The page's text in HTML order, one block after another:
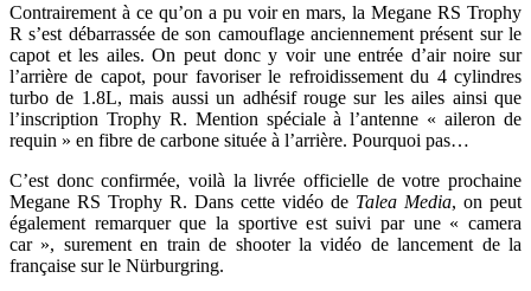
Contrairement à ce qu’on a pu voir en mars, la Megane RS Trophy
R s’est débarrassée de son camouflage anciennement présent sur le
capot et les ailes. On peut donc y voir une entrée d’air noire sur
l’arrière de capot, pour favoriser le refroidissement du 4 cylindres
turbo de 1.8L, mais aussi un adhésif rouge sur les ailes ainsi que
l’inscription Trophy R. Mention spéciale à l’antenne « aileron de
requin » en fibre de carbone située à l’arrière. Pourquoi pas…
C’est donc confirmée, voilà la livrée officielle de votre prochaine
Megane RS Trophy R. Dans cette vidéo de Talea Media, on peut
également remarquer que la sportive est suivi par une « camera
car », surement en train de shooter la vidéo de lancement de la
française sur le Nürburgring.